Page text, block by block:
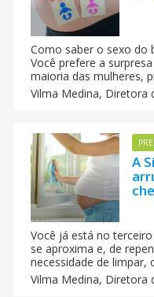
Como saber o sexo do
Você prefere a
maioria das mulheres,
sexo do seu futuro
respeitadas, mas creio
Vilma Medina, Diretora
A
Você já está no
se aproxima e, de
necessidade de limpar,
casa. Apesar da barriga
você é capaz de subir
Vilma Medina, Diretora